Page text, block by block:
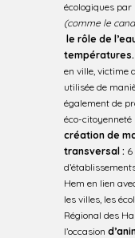
écologiques
(comme le
le rôle de
températures.
en ville, victime
utilisée de
également de
éco-citoyenneté
création de
transversal : 6
Hem en lien
les villes, les
Régional des
l’occasion